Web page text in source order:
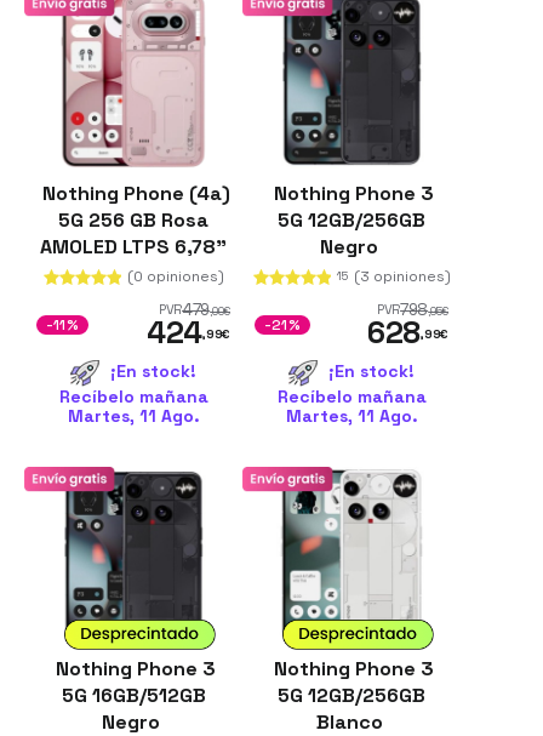
Nothing Phone (4a)
5G 256 GB Rosa
AMOLED LTPS 6,78"
12 GB
(0 opiniones)
PVR479,00€
424,99€
-11%
¡En stock!
Recíbelo mañana
Martes, 11 Ago.
Nothing Phone 3
5G 12GB/256GB
Negro
15 (3 opiniones)
PVR798,95€
628,99€
-21%
¡En stock!
Recíbelo mañana
Martes, 11 Ago.
Nothing Phone 3
5G 16GB/512GB
Negro
Nothing Phone 3
5G 12GB/256GB
Blanco